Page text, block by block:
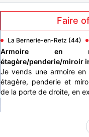
Faire
La Bernerie-en-Retz (44)
Armoire en
étagère/penderie/miroir
Je vends une armoire en
étagère, penderie et
de la porte de droite, en